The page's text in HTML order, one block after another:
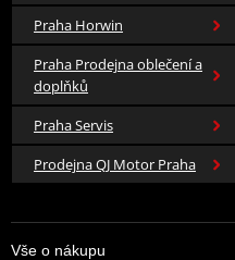
Praha Horwin
Praha Prodejna oblečení a
doplňků
Praha Servis
Prodejna QJ Motor Praha
Vše o nákupu